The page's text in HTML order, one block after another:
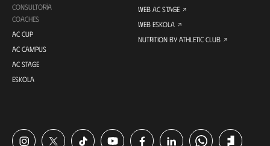
CONSULTORÍA
COACHES
AC CUP
AC CAMPUS
AC STAGE
ESKOLA
WEB AC STAGE
WEB ESKOLA
NUTRITION BY ATHLETIC CLUB